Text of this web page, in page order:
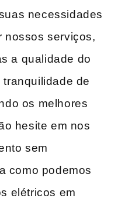
necessidades
nossos serviços,
​a qualidade do
de
os melhores
hesite em nos
sem
como podemos
elétricos em